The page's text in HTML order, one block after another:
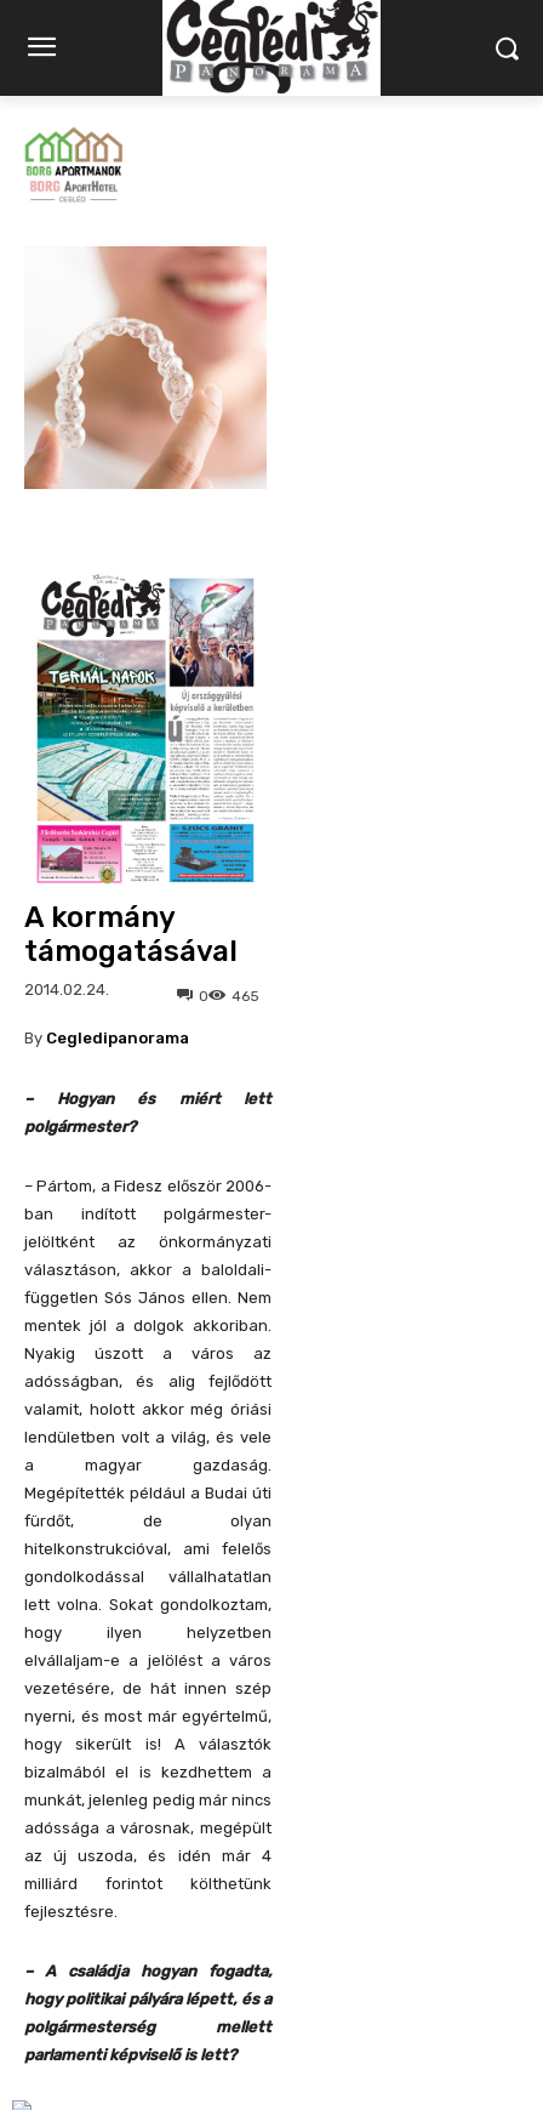
A kormány
támogatásával
2014.02.24. 465
0
By Cegledipanorama
– Hogyan és miért lett
polgármester?
– Pártom, a Fidesz először 2006-
ban indított polgármester-
jelöltként az önkormányzati
választáson, akkor a baloldali-
független Sós János ellen. Nem
mentek jól a dolgok akkoriban.
Nyakig úszott a város az
adósságban, és alig fejlődött
valamit, holott akkor még óriási
lendületben volt a világ, és vele
a magyar gazdaság.
Megépítették például a Budai úti
fürdőt, de olyan
hitelkonstrukcióval, ami felelős
gondolkodással vállalhatatlan
lett volna. Sokat gondolkoztam,
hogy ilyen helyzetben
elvállaljam-e a jelölést a város
vezetésére, de hát innen szép
nyerni, és most már egyértelmű,
hogy sikerült is! A választók
bizalmából el is kezdhettem a
munkát, jelenleg pedig már nincs
adóssága a városnak, megépült
az új uszoda, és idén már 4
milliárd forintot költhetünk
fejlesztésre.
– A családja hogyan fogadta,
hogy politikai pályára lépett, és a
polgármesterség mellett
parlamenti képviselő is lett?